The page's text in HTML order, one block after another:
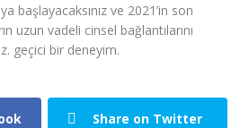
başlayacaksınız ve 2021’in son
uzun vadeli cinsel bağlantılarını
geçici bir deneyim.
Share on Twitter